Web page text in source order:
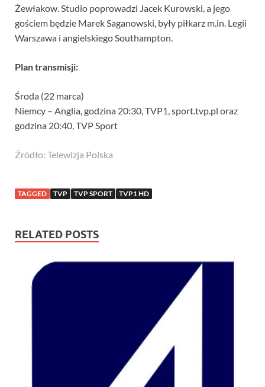
Żewłakow. Studio poprowadzi Jacek Kurowski, a jego
gościem będzie Marek Saganowski, były piłkarz m.in. Legii
Warszawa i angielskiego Southampton.
Plan transmisji:
Środa (22 marca)
Niemcy – Anglia, godzina 20:30, TVP1, sport.tvp.pl oraz
godzina 20:40, TVP Sport
Źródło: Telewizja Polska
TAGGED TVP TVP SPORT TVP1 HD
RELATED POSTS